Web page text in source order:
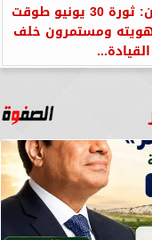
سعيد حساسين: ثورة 30 يونيو طوقت
هويته ومستمرون خلف
القيادة...